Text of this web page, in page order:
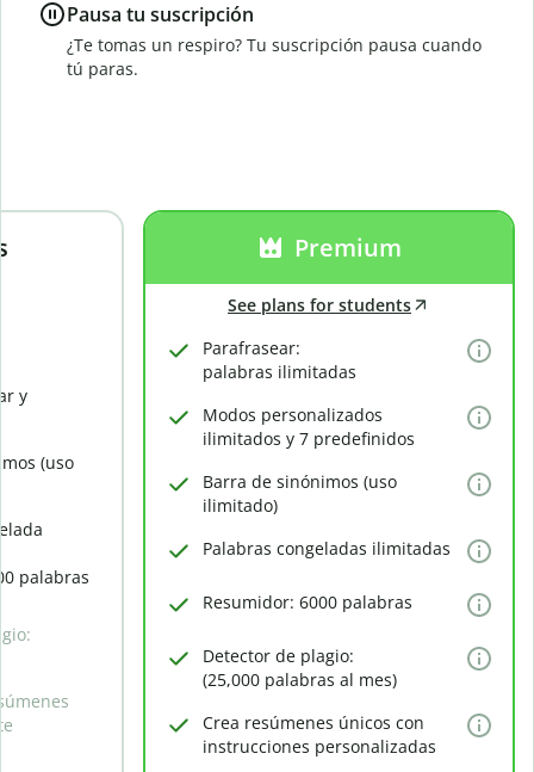
y
(uso
palabras
Premium
See plans for students
Parafrasear:
palabras ilimitadas
Modos personalizados
ilimitados y 7 predefinidos
Barra de sinónimos (uso
ilimitado)
Palabras congeladas ilimitadas
Resumidor: 6000 palabras
Detector de plagio:
(25,000 palabras al mes)
Crea resúmenes únicos con
instrucciones personalizadas
Pausa tu suscripción
¿Te tomas un respiro? Tu suscripción pausa cuando
tú paras.